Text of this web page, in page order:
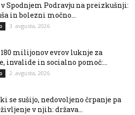
Spodnjem Podravju na preizkušnji:
in bolezni močno...
3. avgusta, 2026
milijonov evrov luknje za
invalide in socialno pomoč:...
2. avgusta, 2026
se sušijo, nedovoljeno črpanje pa
v njih: država...